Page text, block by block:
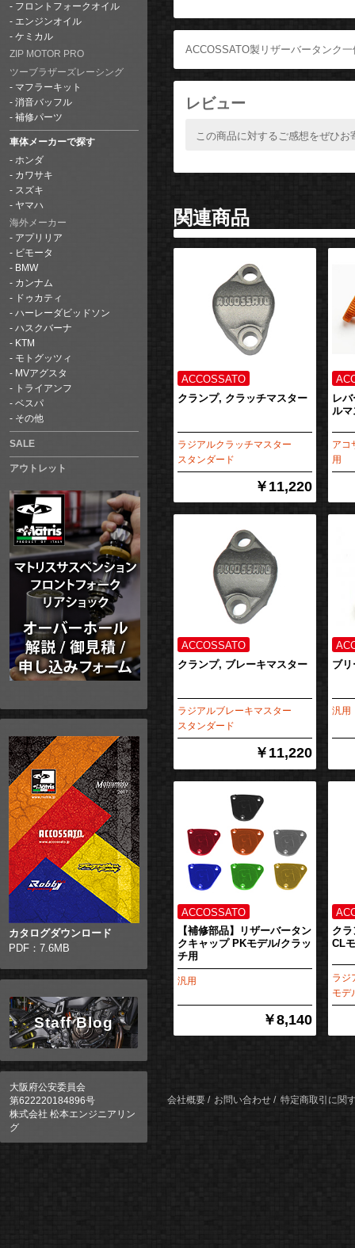
フロントフォークオイル
エンジンオイル
ケミカル
ZIP MOTOR PRO
ツーブラザーズレーシング
マフラーキット
消音バッフル
補修パーツ
車体メーカーで探す
ホンダ
カワサキ
スズキ
ヤマハ
海外メーカー
アプリリア
ビモータ
BMW
カンナム
ドゥカティ
ハーレーダビッドソン
ハスクバーナ
KTM
モトグッツィ
MVアグスタ
トライアンフ
ベスパ
その他
SALE
アウトレット
カタログダウンロード
PDF：7.6MB
Staff Blog
大阪府公安委員会
第622220184896号
株式会社 松本エンジニアリン
グ
ACCOSSATO製リザーバータンク
レビュー
この商品に対するご感想をぜひお
関連商品
クランプ, クラッチマスター
ラジアルクラッチマスター
スタンダード
￥11,220
レ
ル
アコ
用
クランプ, ブレーキマスター
ラジアルブレーキマスター
スタンダード
￥11,220
ブ
汎用
【補修部品】リザーバータン
クキャップ PKモデル/クラッ
チ用
汎用
￥8,140
ク
CL
ラジ
モデ
会社概要 お問い合わせ 特定商取引に関